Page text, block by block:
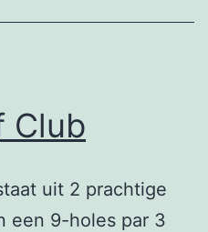
Club
uit 2 prachtige
een 9-holes par 3